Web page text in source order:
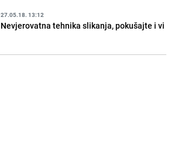
27.05.18. 13:12
Nevjerovatna tehnika slikanja, pokušajte i vi